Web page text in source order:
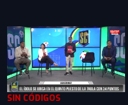
SIN CÓDIGOS